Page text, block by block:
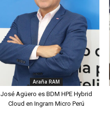
Araña RAM
José Agüero es BDM HPE Hybrid
Cloud en Ingram Micro Perú